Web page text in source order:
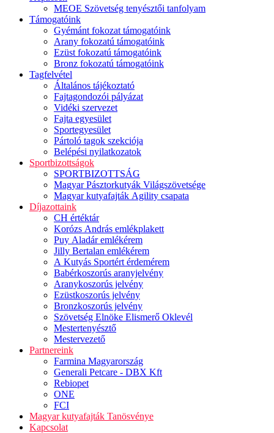
MEOE Szövetség tenyésztői tanfolyam
Támogatóink
Gyémánt fokozat támogatóink
Arany fokozatú támogatóink
Ezüst fokozatú támogatóink
Bronz fokozatú támogatóink
Tagfelvétel
Általános tájékoztató
Fajtagondozói pályázat
Vidéki szervezet
Fajta egyesület
Sportegyesület
Pártoló tagok szekciója
Belépési nyilatkozatok
Sportbizottságok
SPORTBIZOTTSÁG
Magyar Pásztorkutyák Világszövetsége
Magyar kutyafajták Agility csapata
Díjazottaink
CH értéktár
Korózs András emlékplakett
Puy Aladár emlékérem
Jilly Bertalan emlékérem
A Kutyás Sportért érdemérem
Babérkoszorús aranyjelvény
Aranykoszorús jelvény
Ezüstkoszorús jelvény
Bronzkoszorús jelvény
Szövetség Elnöke Elismerő Oklevél
Mestertenyésztő
Mestervezető
Partnereink
Farmina Magyarország
Generali Petcare - DBX Kft
Rebiopet
ONE
FCI
Magyar kutyafajták Tanösvénye
Kapcsolat